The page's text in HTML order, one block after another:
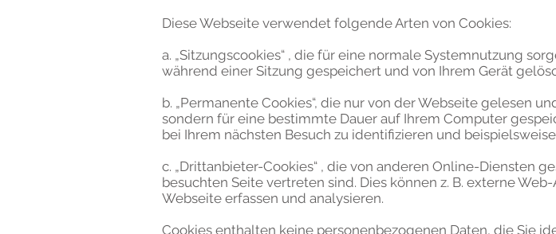
Diese Webseite verwendet folgende Arten von Cookies:
a. „Sitzungscookies“ , die für eine normale Systemnutzung
während einer Sitzung gespeichert und von Ihrem Gerät
b. „Permanente Cookies“, die nur von der Webseite gelesen
sondern für eine bestimmte Dauer auf Ihrem Computer
bei Ihrem nächsten Besuch zu identifizieren und
c. „Drittanbieter-Cookies“ , die von anderen Online-Diensten
besuchten Seite vertreten sind. Dies können z. B. externe
Webseite erfassen und analysieren.
Cookies enthalten keine personenbezogenen Daten, die Sie